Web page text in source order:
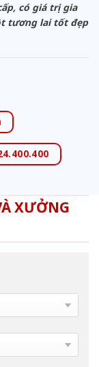
có giá trị gia
tương lai tốt đẹp
XƯỞNG